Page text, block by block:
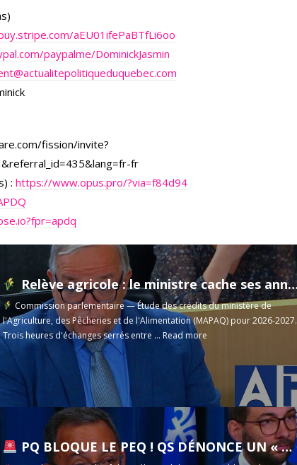
aEU01ifePaBTfLi6oo
paypalme/DominickJasmin
fission/invite?
fr
:https://www.opus.pro/?via=f84d94
Relève agricole : le ministre cache ses annonces mais promet du changement!
Commission parlementaire — Étude des crédits du ministère de
l'Agriculture, des Pêcheries et de l'Alimentation (MAPAQ) pour 2026-2027.
Trois heures d'échanges serrés entre ... Read more
PQ BLOQUE LE PEQ ! QS DÉNONCE UN « MAUVAIS MESSAGE »